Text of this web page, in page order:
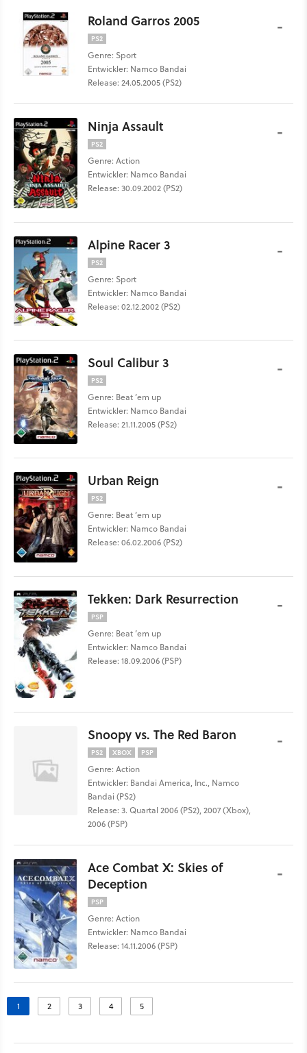
Roland Garros 2005
PS2
Genre: Sport
Entwickler: Namco Bandai
Release: 24.05.2005 (PS2)
-
Ninja Assault
PS2
Genre: Action
Entwickler: Namco Bandai
Release: 30.09.2002 (PS2)
-
Alpine Racer 3
PS2
Genre: Sport
Entwickler: Namco Bandai
Release: 02.12.2002 (PS2)
-
Soul Calibur 3
PS2
Genre: Beat ’em up
Entwickler: Namco Bandai
Release: 21.11.2005 (PS2)
-
Urban Reign
PS2
Genre: Beat ’em up
Entwickler: Namco Bandai
Release: 06.02.2006 (PS2)
-
Tekken: Dark Resurrection
PSP
Genre: Beat ’em up
Entwickler: Namco Bandai
Release: 18.09.2006 (PSP)
-
Snoopy vs. The Red Baron
PS2 XBOX PSP
Genre: Action
Entwickler: Bandai America, Inc., Namco
Bandai (PS2)
Release: 3. Quartal 2006 (PS2), 2007 (Xbox),
2006 (PSP)
-
Ace Combat X: Skies of
Deception
PSP
Genre: Action
Entwickler: Namco Bandai
Release: 14.11.2006 (PSP)
-
1 2 3 4 5